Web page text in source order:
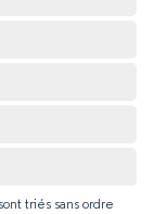
triés sans ordre